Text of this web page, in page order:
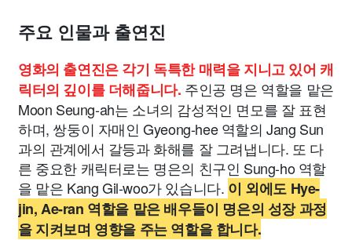
주요 인물과 출연진
영화의 출연진은 각기 독특한 매력을 지니고 있어 캐
릭터의 깊이를 더해줍니다. 주인공 명은 역할을 맡은
Moon Seung-ah는 소녀의 감성적인 면모를 잘 표현
하며, 쌍둥이 자매인 Gyeong-hee 역할의 Jang Sun
과의 관계에서 갈등과 화해를 잘 그려냅니다. 또 다
른 중요한 캐릭터로는 명은의 친구인 Sung-ho 역할
을 맡은 Kang Gil-woo가 있습니다. 이 외에도 Hye-
jin, Ae-ran 역할을 맡은 배우들이 명은의 성장 과정
을 지켜보며 영향을 주는 역할을 합니다.